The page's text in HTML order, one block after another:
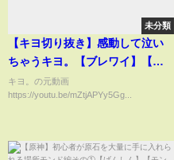
未分類
【キヨ切り抜き】感動して泣い
ちゃうキヨ。【ブレワイ】【ゼ
ルダの伝説】#shorts #キヨ
キヨ。の元動画
https://youtu.be/mZtjAPYy5Gg...